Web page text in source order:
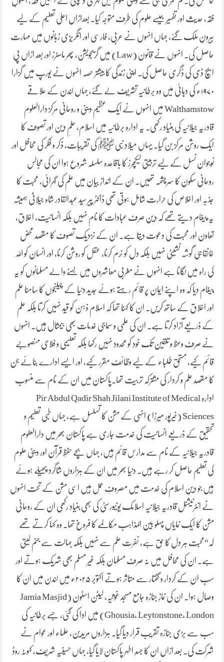
فقہ، حدیث اور تفسیر جیسے علوم کی طرف متوجہ کیا۔ بعدازاں اعلیٰ تعلیم کے لیے
بیرونِ ملک گئے، جہاں انہوں نے عربی، فارسی اور انگریزی زبانوں میں مہارت
حاصل کی۔ انہوں نے قانون (Law) میں گریجویشن، پھر ماسٹرز اور بعد ازاں پی
ایچ ڈی کی ڈگری حاصل کی۔ اپنی زندگی کا بیشتر حصہ انہوں نے یورپ میں گزارا
۱۹۷۰ء کی دہائی میں وہ برطانیہ تشریف لے گئے، جہاں لندن کے علاقے
Walthamstow میں انہوں نے ایک عظیم دینی و روحانی مرکز دارالعلوم
قادریہ جیلانیہ کی بنیاد رکھی۔ یہ ادارہ برطانیہ میں اسلام، علمِ دین اور تصوف کا
ایک روشن مرکز بن گیا۔ یہاں میلادِ نبی ﷺ کی تقریبات، ذکر و فکر کی محافل اور
نوجوان نسل کے لیے تربیتی لیکچرز کا باقاعدہ سلسلہ شروع ہوا ان کی مجالس
روحانی سکون کا سرچشمہ تھیں۔ ان کے اندازِ بیان میں علم کی گہرائی، محبت کا
جذبہ اور اخلاص کی حرارت شامل ہوتی تھی ڈاکٹر پیر سید عبدالقادر شاہ جیلانیؒ ہمیشہ
یہ پیغام دیتے تھے کہ دین صرف عبادات کا نام نہیں بلکہ انسانیت، اخلاق،
تعاون اور محبت کی دعوت دیتا ہے۔ ان کے نزدیک تصوف کا مقصد محض
خانقاہی گوشہ نشینی نہیں بلکہ دل کو نرم کرنا، عقل کو روشن کرنا، اور انسان کو اللہ
کی راہ میں لگانا ہے انہوں نے مغربی معاشروں میں بسنے والے مسلمانوں کو یہ
پیغام دیا کہ وہ اپنے ایمان پر قائم رہتے ہوئے جدید دنیا کے چیلنجوں کا سامنا علم
اور اخلاق کے ساتھ کریں۔ ان کا کہنا تھا کہ اسلام ذہن کو قید نہیں کرتا بلکہ علم
کے ذریعے آزاد کرتا ہے۔ ان کی علمی و سماجی خدمات بھی بیمثال ہیں۔ انہوں
نے صرف وعظ و تلقین تک خود کو محدود نہیں رکھا بلکہ تعلیمی و فلاحی منصوبے
قائم کیے، مستحق طلباء کے لیے وظائف مقرر کیے، اور ایسے ادارے بنائے جن
کا مقصد علم و کردار کی مشترکہ تربیت تھا۔پاکستان میں ان کے نام سے منسوب
ادارہ Pir Abdul Qadir Shah Jilani Institute of Medical
Sciences (خیرپور میرزا) انہی کے مشن کا تسلسل ہے، جہاں طبی تعلیم و
تحقیق کے ذریعے انسانیت کی خدمت جاری ہے پاکستان بھر میں دارالعلوم
قادریہ جیلانیہ کے نام سے مدارس قائم ہیں، جہاں بچے حفظِ قرآن اور دینی علوم
کی تعلیم حاصل کر رہے ہیں۔ دنیا بھر میں ان کے ہزاروں شاگرد پھیلے ہوئے
ہیں جو دینِ اسلام کی خدمت میں مصروفِ عمل ہیں اسی مشن کے تحت انہوں
نے انٹرنیشنل قادریہ جیلانیہ اسلامک یونیورسٹی کی بھی بنیاد رکھی ان کے روحانی
مشن کا ایک نمایاں پہلو بین المذاہب مکالمے کا فروغ تھا۔ وہ کہا کرتے تھے
کہ“محبت ہر دل کا حق ہے، نفرت علم سے نہیں بلکہ جہالت سے جنم لیتی
ہے۔ ان کی محافل میں نہ صرف مسلمان بلکہ غیر مسلم بھی شریک ہوتے اور
سب ان کے کردار و گفتار سے متاثر ہوتے اکتوبر ۲۰۲۵ء میں لندن میں ان کا
وصال ہوا۔ ان کی نمازِ جنازہ جامع مسجد غوثیہ، لیٹن اسٹون (Jamia Masjid
Ghousia, Leytonstone, London) میں ادا کی گئی، جسے برطانیہ کی
سب سے بڑی جنازہ تقریب قرار دیا گیا۔ ہزاروں مریدین، علماء اور عوام نے
شرکت کی۔ بعد ازاں ان کا جسدِ اطہر پاکستان لایا گیا، جہاں حسینیہ شریف، کہوٹہ روڈ